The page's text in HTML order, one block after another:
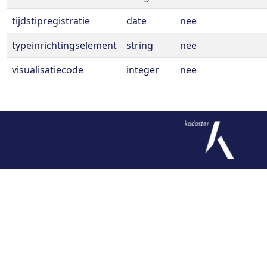
tijdstipregistratie
date
nee
typeinrichtingselement
string
nee
visualisatiecode
integer nee